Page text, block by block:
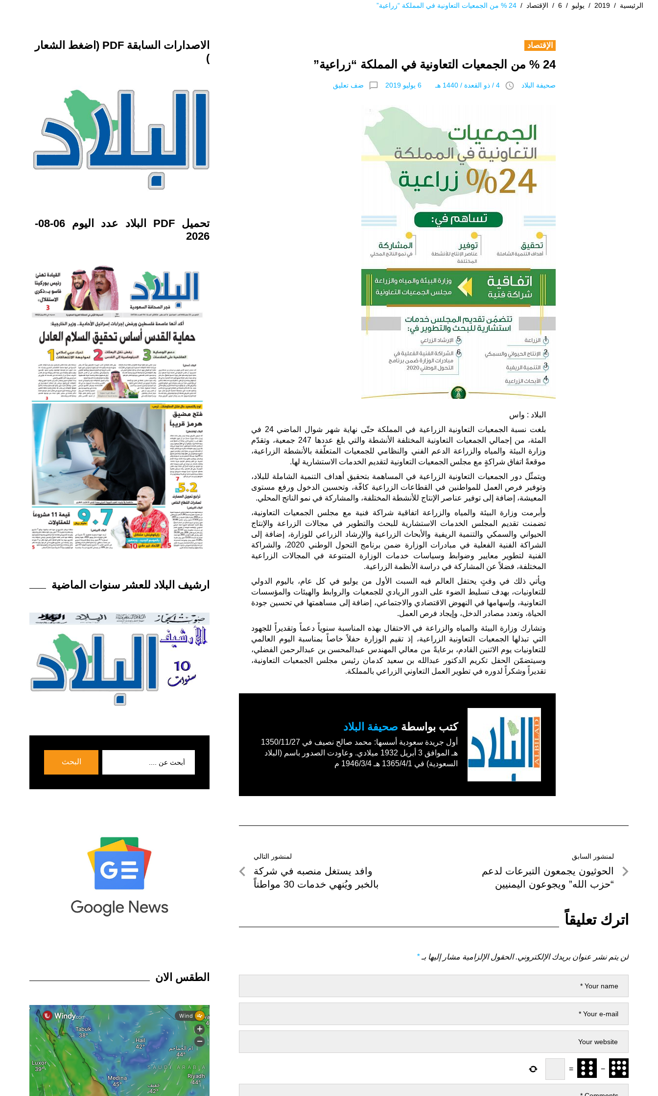
الرئيسية /
2019
/ يوليو /
6
/ الإقتصاد / 24 % من الجمعيات التعاونية في المملكة “زراعية”
الإقتصاد
24 % من الجمعيات التعاونية في المملكة “زراعية”
صحيفة البلاد access_time 4 / ذو القعدة / 1440 هـ 6 يوليو 2019 chat_bubble_outline ضف تعليق
البلاد : واس
بلغت نسبة الجمعيات التعاونية الزراعية في المملكة حتّى نهاية شهر شوال الماضي 24 في
المئة، من إجمالي الجمعيات التعاونية المختلفة الأنشطة والتي بلغ عددها 247 جمعية، وتقدّم
وزارة البيئة والمياه والزراعة الدعم الفني والنظامي للجمعيات المتعلّقة بالأنشطة الزراعية،
موقعةً اتفاق شراكةٍ مع مجلس الجمعيات التعاونية لتقديم الخدمات الاستشارية لها.
ويتمثّل دور الجمعيات التعاونية الزراعية في المساهمة بتحقيق أهداف التنمية الشاملة للبلاد،
وتوفير فرص العمل للمواطنين في القطاعات الزراعية كافّة، وتحسين الدخول ورفع مستوى
المعيشة، إضافة إلى توفير عناصر الإنتاج للأنشطة المختلفة، والمشاركة في نمو الناتج المحلي.
وأبرمت وزارة البيئة والمياه والزراعة اتفاقية شراكة فنية مع مجلس الجمعيات التعاونية،
تضمنت تقديم المجلس الخدمات الاستشارية للبحث والتطوير في مجالات الزراعة والإنتاج
الحيواني والسمكي والتنمية الريفية والأبحاث الزراعية والإرشاد الزراعي للوزارة، إضافة إلى
الشراكة الفنية الفعلية في مبادرات الوزارة ضمن برنامج التحول الوطني 2020، والشراكة
الفنية لتطوير معايير وضوابط وسياسات خدمات الوزارة المتنوعة في المجالات الزراعية
المختلفة، فضلاً عن المشاركة في دراسة الأنظمة الزراعية.
ويأتي ذلك في وقتٍ يحتفل العالم فيه السبت الأول من يوليو في كل عام، باليوم الدولي
للتعاونيات، بهدف تسليط الضوء على الدور الريادي للجمعيات والروابط والهيئات والمؤسسات
التعاونية، وإسهامها في النهوض الاقتصادي والاجتماعي، إضافة إلى مساهمتها في تحسين جودة
الحياة، وتعدد مصادر الدخل، وإيجاد فرص العمل.
وتشارك وزارة البيئة والمياه والزراعة في الاحتفال بهذه المناسبة سنوياً دعماً وتقديراً للجهود
التي تبذلها الجمعيات التعاونية الزراعية، إذ تقيم الوزارة حفلاً خاصاً بمناسبة اليوم العالمي
للتعاونيات يوم الاثنين القادم، برعايةً من معالي المهندس عبدالمحسن بن عبدالرحمن الفضلي،
وسيتضمّن الحفل تكريم الدكتور عبدالله بن سعيد كدمان رئيس مجلس الجمعيات التعاونية،
تقديراً وشكراً لدوره في تطوير العمل التعاوني الزراعي بالمملكة.
كتب بواسطة صحيفة البلاد
أول جريدة سعودية أسسها: محمد صالح نصيف في 1350/11/27
هـ الموافق 3 أبريل 1932 ميلادي. وعاودت الصدور باسم (البلاد
السعودية) في 1365/4/1 هـ 1946/3/4 م
تصفّح
المقالات
لمنشور السابق
لمنشور
السابق
الحوثيون يجمعون التبرعات لدعم
“حزب الله” ويجوعون اليمنيين
لمنشور التالي
لمنشور
التالي
وافد يستغل منصبه في شركة
بالخبر ويُنهي خدمات 30 مواطناً
اترك تعليقاً
لن يتم نشر عنوان بريدك الإلكتروني. الحقول الإلزامية مشار إليها بـ*
−
=
الاصدارات السابقة PDF (اضغط الشعار
)
تحميل PDF البلاد عدد اليوم 06-08-
2026
ارشيف البلاد للعشر سنوات الماضية
البحث
الطقس الان